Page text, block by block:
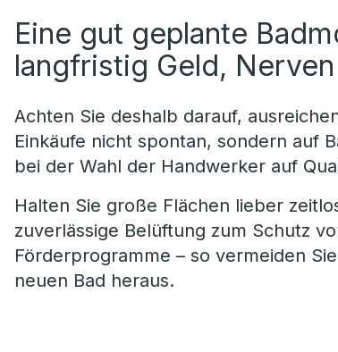
Eine gut geplante
langfristig Geld,
Achten Sie deshalb darauf,
Einkäufe nicht spontan, sondern auf
bei der Wahl der Handwerker auf
Halten Sie große Flächen lieber
zuverlässige Belüftung zum Schutz
Förderprogramme – so vermeiden
neuen Bad heraus.